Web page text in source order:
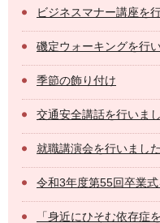
ビジネスマナー講座を
磯定ウォーキングを行い
季節の飾り付け
交通安全講話を行いまし
就職講演会を行いました
令和3年度第55回卒業式
「身近にひそむ依存症